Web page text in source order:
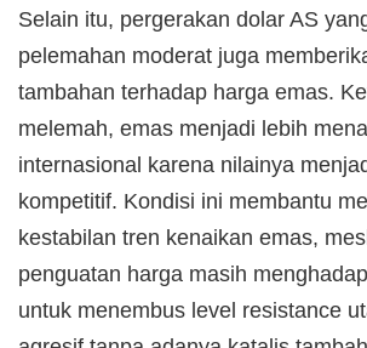
Selain itu, pergerakan dolar AS
pelemahan moderat juga
tambahan terhadap harga emas.
melemah, emas menjadi lebih
internasional karena nilainya
kompetitif. Kondisi ini membantu
kestabilan tren kenaikan emas,
penguatan harga masih
untuk menembus level resistance